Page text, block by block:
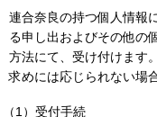
連合奈良の持つ個人情報
る申し出およびその他の
方法にて、受け付けます
求めには応じられない場
受付手続